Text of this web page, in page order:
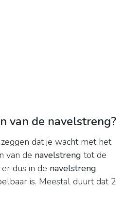
van de navelstreng?
dat je wacht met het
van de navelstreng tot de
dus in de navelstreng
is. Meestal duurt dat 2